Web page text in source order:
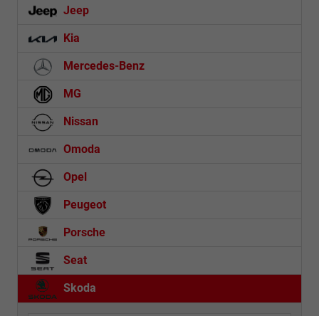
Jeep
Kia
Mercedes-Benz
MG
Nissan
Omoda
Opel
Peugeot
Porsche
Seat
Skoda